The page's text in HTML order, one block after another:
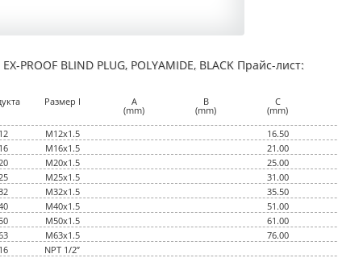
PROOF BLIND PLUG, POLYAMIDE, BLACK Прайс-лист:
Размер I A
(mm)
B
(mm)
C
(mm)
M12x1.5 16.50
M16x1.5 21.00
M20x1.5 25.00
M25x1.5 31.00
M32x1.5 35.50
M40x1.5 51.00
M50x1.5 61.00
M63x1.5 76.00
NPT 1/2”